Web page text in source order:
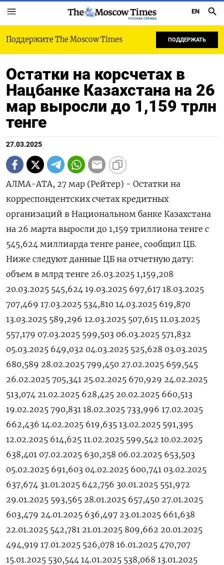
РУССКАЯ СЛУЖБА
EN
Поддержите The Moscow Times ПОДДЕРЖАТЬ
Остатки на корсчетах в
Нацбанке Казахстана на 26
мар выросли до 1,159 трлн
тенге
27.03.2025
АЛМА-АТА, 27 мар (Рейтер) - Остатки на
корреспондентских счетах кредитных
организаций в Национальном банке Казахстана
на 26 марта выросли до 1,159 триллиона тенге с
545,624 миллиарда тенге ранее, сообщил ЦБ.
Ниже следуют данные ЦБ на отчетную дату:
объем в млрд тенге 26.03.2025 1,159,208
20.03.2025 545,624 19.03.2025 697,617 18.03.2025
707,469 17.03.2025 534,810 14.03.2025 619,870
13.03.2025 589,296 12.03.2025 507,615 11.03.2025
557,179 07.03.2025 599,503 06.03.2025 571,832
05.03.2025 649,032 04.03.2025 525,628 03.03.2025
680,589 28.02.2025 799,450 27.02.2025 659,545
26.02.2025 705,341 25.02.2025 670,929 24.02.2025
513,074 21.02.2025 628,425 20.02.2025 660,513
19.02.2025 790,831 18.02.2025 733,996 17.02.2025
662,436 14.02.2025 619,635 13.02.2025 591,395
12.02.2025 614,625 11.02.2025 599,542 10.02.2025
638,401 07.02.2025 630,258 06.02.2025 653,503
05.02.2025 691,603 04.02.2025 600,741 03.02.2025
637,674 31.01.2025 642,756 30.01.2025 551,972
29.01.2025 593,565 28.01.2025 657,450 27.01.2025
603,479 24.01.2025 636,497 23.01.2025 661,638
22.01.2025 542,781 21.01.2025 809,662 20.01.2025
494,919 17.01.2025 526,078 16.01.2025 470,707
15.01.2025 530,544 14.01.2025 538,068 13.01.2025